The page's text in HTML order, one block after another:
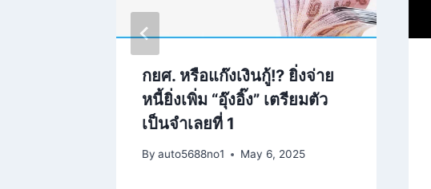
กยศ. หรือแก๊งเงินกู้!? ยิ่งจ่าย
หนี้ยิ่งเพิ่ม “อุ๊งอิ๊ง” เตรียมตัว
เป็นจำเลยที่ 1
By auto5688no1 May 6, 2025